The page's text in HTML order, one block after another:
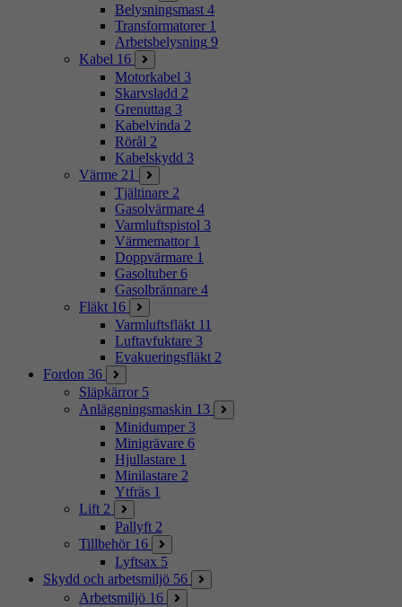
Belysningsmast 4
Transformatorer 1
Arbetsbelysning 9
Kabel 16
Motorkabel 3
Skarvsladd 2
Grenuttag 3
Kabelvinda 2
Rörål 2
Kabelskydd 3
Värme 21
Tjältinare 2
Gasolvärmare 4
Varmluftspistol 3
Värmemattor 1
Doppvärmare 1
Gasoltuber 6
Gasolbrännare 4
Fläkt 16
Varmluftsfläkt 11
Luftavfuktare 3
Evakueringsfläkt 2
Fordon 36
Släpkärror 5
Anläggningsmaskin 13
Minidumper 3
Minigrävare 6
Hjullastare 1
Minilastare 2
Ytfräs 1
Lift 2
Pallyft 2
Tillbehör 16
Lyftsax 5
Skydd och arbetsmiljö 56
Arbetsmiljö 16